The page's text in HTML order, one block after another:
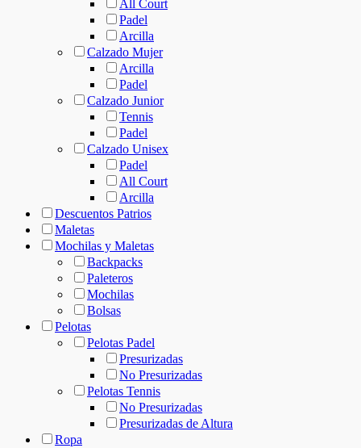
All Court
Padel
Arcilla
Calzado Mujer
Arcilla
Padel
Calzado Junior
Tennis
Padel
Calzado Unisex
Padel
All Court
Arcilla
Descuentos Patrios
Maletas
Mochilas y Maletas
Backpacks
Paleteros
Mochilas
Bolsas
Pelotas
Pelotas Padel
Presurizadas
No Presurizadas
Pelotas Tennis
No Presurizadas
Presurizadas de Altura
Ropa